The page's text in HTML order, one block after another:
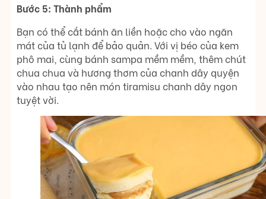
Bước 5: Thành phẩm
Bạn có thể cắt bánh ăn liền hoặc cho vào ngăn
mát của tủ lạnh để bảo quản. Với vị béo của kem
phô mai, cùng bánh sampa mềm mềm, thêm chút
chua chua và hương thơm của chanh dây quyện
vào nhau tạo nên món tiramisu chanh dây ngon
tuyệt vời.